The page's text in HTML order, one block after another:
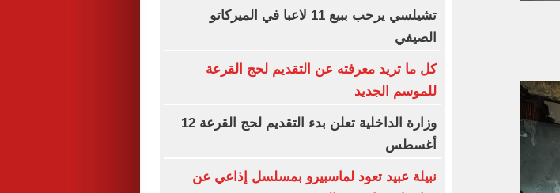
تشيلسي يرحب ببيع 11 لاعبا في الميركاتو
الصيفي
كل ما تريد معرفته عن التقديم لحج القرعة
للموسم الجديد
وزارة الداخلية تعلن بدء التقديم لحج القرعة 12
أغسطس
نبيلة عبيد تعود لماسبيرو بمسلسل إذاعي عن